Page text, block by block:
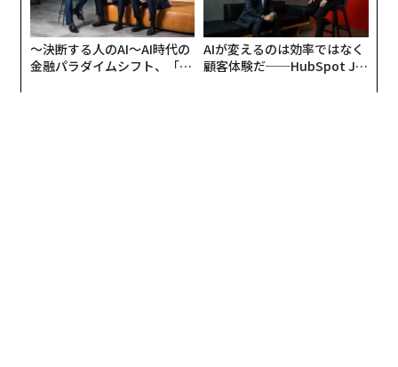
〜決断する人のAI〜AI時代の
金融パラダイムシフト、「超
AIが変えるのは効率ではなく
顧客体験だ──HubSpot Ja